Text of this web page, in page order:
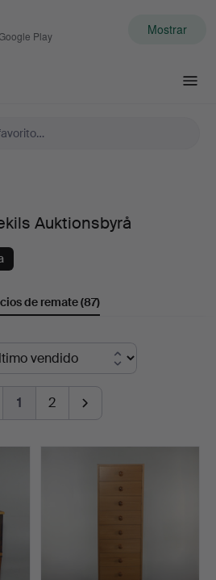
Play Mostrar
Auktionsbyrå
de remate(87)
1 2